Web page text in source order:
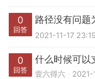
0
回答
路径没有问题
2021-11-17 23:19
0
回答
什么时候可以
壹六得六 2021-